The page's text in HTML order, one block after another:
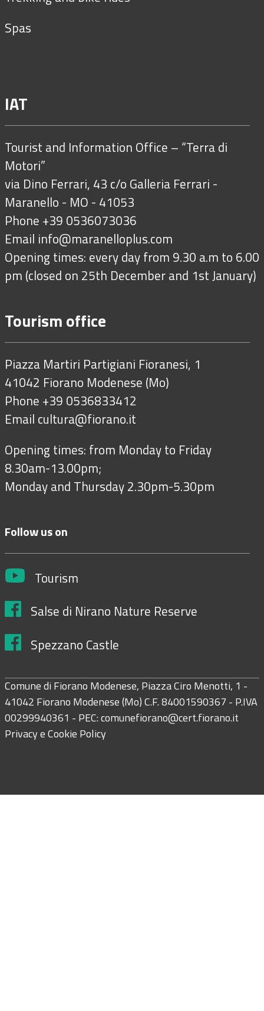
Spas
IAT
Tourist and Information Office – “Terra di
Motori”
via Dino Ferrari, 43 c/o Galleria Ferrari -
Maranello - MO - 41053
Phone +39 0536073036
Email info@maranelloplus.com
Opening times: every day from 9.30 a.m to 6.00
pm (closed on 25th December and 1st January)
Tourism office
Piazza Martiri Partigiani Fioranesi, 1
41042 Fiorano Modenese (Mo)
Phone +39 0536833412
Email cultura@fiorano.it
Opening times: from Monday to Friday
8.30am-13.00pm;
Monday and Thursday 2.30pm-5.30pm
Follow us on
Tourism
Salse di Nirano Nature Reserve
Spezzano Castle
Comune di Fiorano Modenese, Piazza Ciro Menotti, 1 -
41042 Fiorano Modenese (Mo) C.F. 84001590367 - P.IVA
00299940361 - PEC:comunefiorano@cert.fiorano.it
Privacy e Cookie Policy